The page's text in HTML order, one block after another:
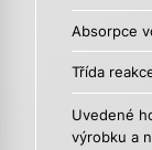
Absorpce
Třída
Uvedené
výrobku a